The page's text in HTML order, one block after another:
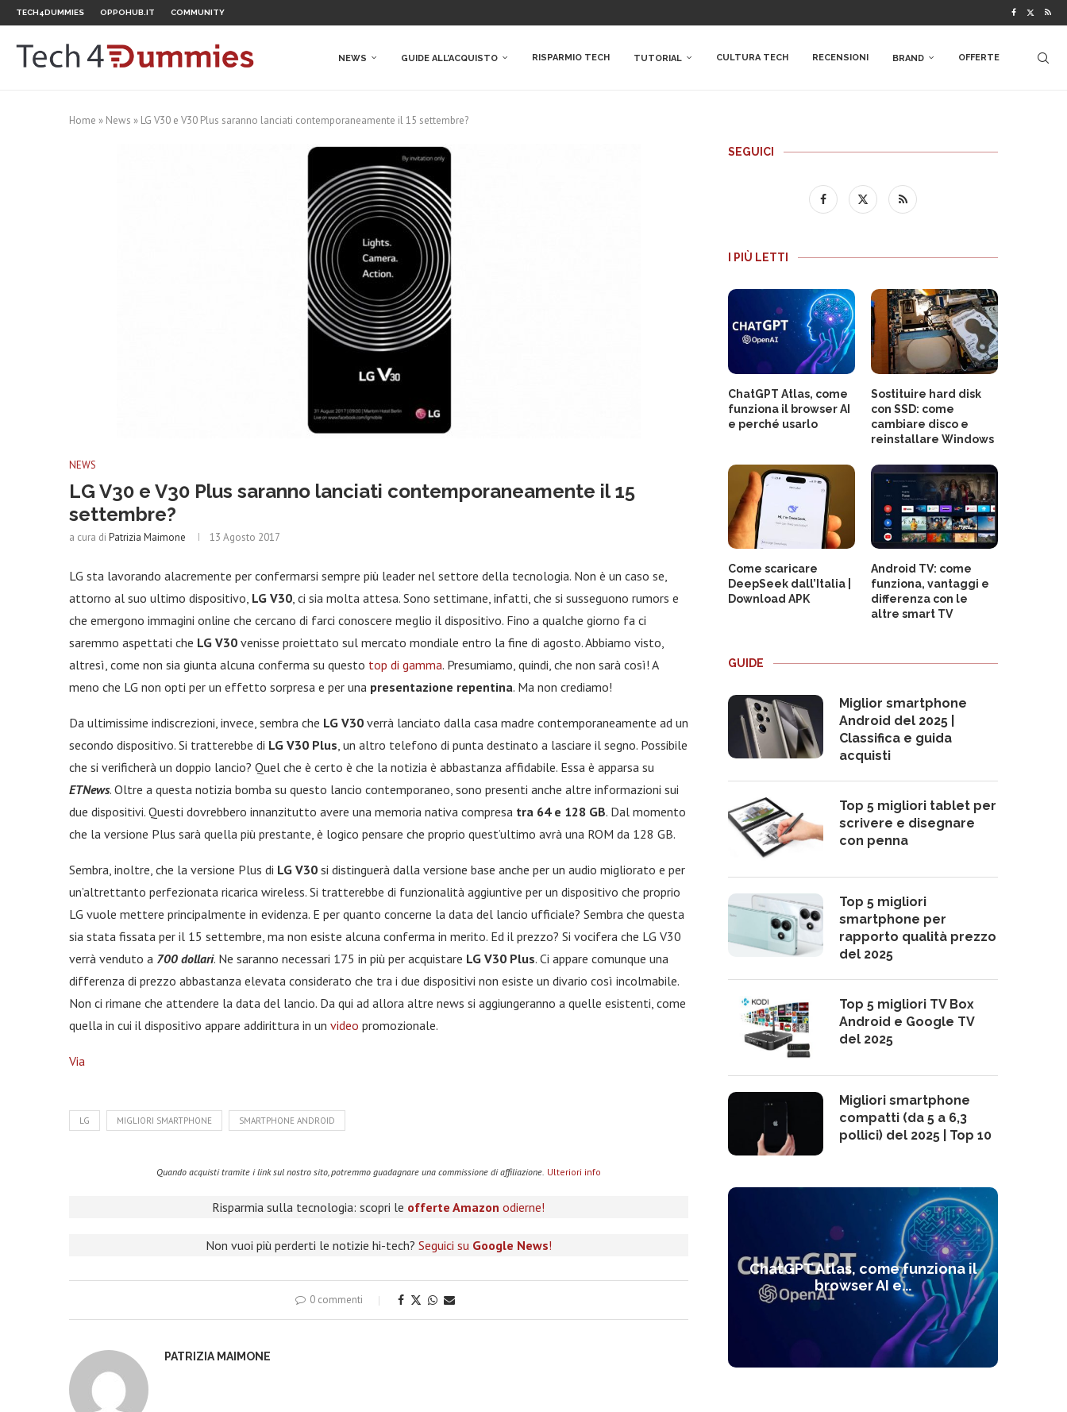
TECH4DUMMIES OPPOHUB.IT COMMUNITY
NEWS GUIDE ALL’ACQUISTO RISPARMIO TECH TUTORIAL CULTURA TECH RECENSIONI BRAND OFFERTE
Home » News » LG V30 e V30 Plus saranno lanciati contemporaneamente il 15 settembre?
NEWS
LG V30 e V30 Plus saranno lanciati contemporaneamente il 15
settembre?
a cura di Patrizia Maimone 13 Agosto 2017
LG sta lavorando alacremente per confermarsi sempre più leader nel settore della tecnologia. Non è un caso se,
attorno al suo ultimo dispositivo, LG V30, ci sia molta attesa. Sono settimane, infatti, che si susseguono rumors e
che emergono immagini online che cercano di farci conoscere meglio il dispositivo. Fino a qualche giorno fa ci
saremmo aspettati che LG V30 venisse proiettato sul mercato mondiale entro la fine di agosto. Abbiamo visto,
altresì, come non sia giunta alcuna conferma su questo top di gamma. Presumiamo, quindi, che non sarà così! A
meno che LG non opti per un effetto sorpresa e per una presentazione repentina. Ma non crediamo!
Da ultimissime indiscrezioni, invece, sembra che LG V30 verrà lanciato dalla casa madre contemporaneamente ad un
secondo dispositivo. Si tratterebbe di LG V30 Plus, un altro telefono di punta destinato a lasciare il segno. Possibile
che si verificherà un doppio lancio? Quel che è certo è che la notizia è abbastanza affidabile. Essa è apparsa su
ETNews. Oltre a questa notizia bomba su questo lancio contemporaneo, sono presenti anche altre informazioni sui
due dispositivi. Questi dovrebbero innanzitutto avere una memoria nativa compresa tra 64 e 128 GB. Dal momento
che la versione Plus sarà quella più prestante, è logico pensare che proprio quest’ultimo avrà una ROM da 128 GB.
Sembra, inoltre, che la versione Plus di LG V30 si distinguerà dalla versione base anche per un audio migliorato e per
un’altrettanto perfezionata ricarica wireless. Si tratterebbe di funzionalità aggiuntive per un dispositivo che proprio
LG vuole mettere principalmente in evidenza. E per quanto concerne la data del lancio ufficiale? Sembra che questa
sia stata fissata per il 15 settembre, ma non esiste alcuna conferma in merito. Ed il prezzo? Si vocifera che LG V30
verrà venduto a 700 dollari. Ne saranno necessari 175 in più per acquistare LG V30 Plus. Ci appare comunque una
differenza di prezzo abbastanza elevata considerato che tra i due dispositivi non esiste un divario così incolmabile.
Non ci rimane che attendere la data del lancio. Da qui ad allora altre news si aggiungeranno a quelle esistenti, come
quella in cui il dispositivo appare addirittura in un video promozionale.
Via
LG MIGLIORI SMARTPHONE SMARTPHONE ANDROID
Quando acquisti tramite i link sul nostro sito, potremmo guadagnare una commissione di affiliazione. Ulteriori info
Risparmia sulla tecnologia: scopri le offerte Amazon odierne!
Non vuoi più perderti le notizie hi-tech? Seguici su Google News!
0 commenti
PATRIZIA MAIMONE
SEGUICI
I PIÙ LETTI
ChatGPT Atlas, come
funziona il browser AI
e perché usarlo
Sostituire hard disk
con SSD: come
cambiare disco e
reinstallare Windows
Come scaricare
DeepSeek dall’Italia |
Download APK
Android TV: come
funziona, vantaggi e
differenza con le
altre smart TV
GUIDE
Miglior smartphone
Android del 2025 |
Classifica e guida
acquisti
Top 5 migliori tablet per
scrivere e disegnare
con penna
Top 5 migliori
smartphone per
rapporto qualità prezzo
del 2025
Top 5 migliori TV Box
Android e Google TV
del 2025
Migliori smartphone
compatti (da 5 a 6,3
pollici) del 2025 | Top 10
ChatGPT Atlas, come funziona il
browser AI e...